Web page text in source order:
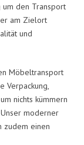
den Transport
am Zielort
und
Möbeltransport
Verpackung,
nichts kümmern
moderner
zudem einen